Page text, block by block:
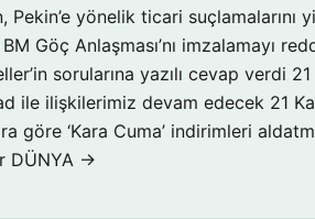
Pekin’e yönelik ticari suçlamalarını
Göç Anlaşması’nı imzalamayı
sorularına yazılı cevap verdi
ile ilişkilerimiz devam edecek 21
göre ‘Kara Cuma’ indirimleri
DÜNYA →